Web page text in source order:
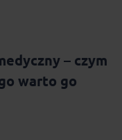
– czym
warto go